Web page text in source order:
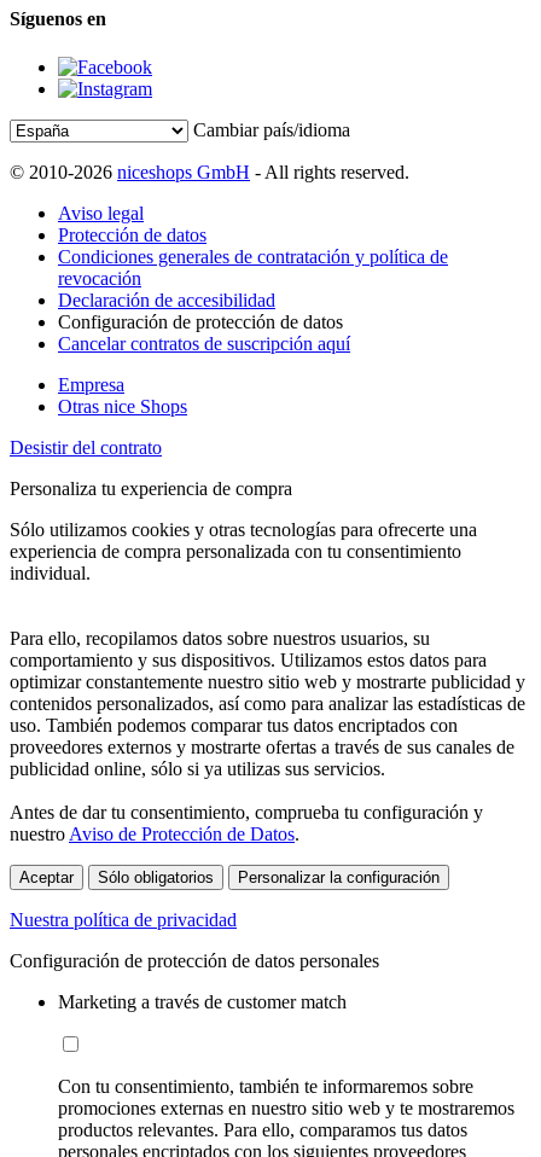
Síguenos en
Cambiar país/idioma
© 2010-2026 niceshops GmbH - All rights reserved.
Aviso legal
Protección de datos
Condiciones generales de contratación y política de
revocación
Declaración de accesibilidad
Configuración de protección de datos
Cancelar contratos de suscripción aquí
Empresa
Otras nice Shops
Desistir del contrato
Personaliza tu experiencia de compra
Sólo utilizamos cookies y otras tecnologías para ofrecerte una
experiencia de compra personalizada con tu consentimiento
individual.
Para ello, recopilamos datos sobre nuestros usuarios, su
comportamiento y sus dispositivos. Utilizamos estos datos para
optimizar constantemente nuestro sitio web y mostrarte publicidad y
contenidos personalizados, así como para analizar las estadísticas de
uso. También podemos comparar tus datos encriptados con
proveedores externos y mostrarte ofertas a través de sus canales de
publicidad online, sólo si ya utilizas sus servicios.
Antes de dar tu consentimiento, comprueba tu configuración y
nuestro Aviso de Protección de Datos.
Aceptar Sólo obligatorios Personalizar la configuración
Nuestra política de privacidad
Configuración de protección de datos personales
Marketing a través de customer match
Con tu consentimiento, también te informaremos sobre
promociones externas en nuestro sitio web y te mostraremos
productos relevantes. Para ello, comparamos tus datos
personales encriptados con los siguientes proveedores